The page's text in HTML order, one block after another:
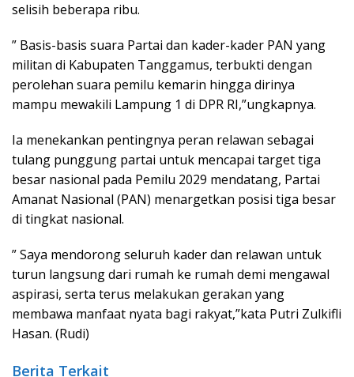
selisih beberapa ribu.
” Basis-basis suara Partai dan kader-kader PAN yang
militan di Kabupaten Tanggamus, terbukti dengan
perolehan suara pemilu kemarin hingga dirinya
mampu mewakili Lampung 1 di DPR RI,”ungkapnya.
Ia menekankan pentingnya peran relawan sebagai
tulang punggung partai untuk mencapai target tiga
besar nasional pada Pemilu 2029 mendatang, Partai
Amanat Nasional (PAN) menargetkan posisi tiga besar
di tingkat nasional.
” Saya mendorong seluruh kader dan relawan untuk
turun langsung dari rumah ke rumah demi mengawal
aspirasi, serta terus melakukan gerakan yang
membawa manfaat nyata bagi rakyat,”kata Putri Zulkifli
Hasan. (Rudi)
Berita Terkait